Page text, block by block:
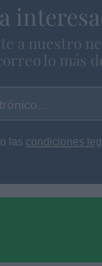
a nuestro
lo más
las condiciones